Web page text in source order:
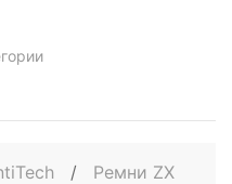
/
Ремни ZX